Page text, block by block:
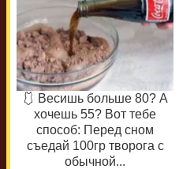
🩱 Весишь больше 80? А
хочешь 55? Вот тебе
способ: Перед сном
съедай 100гр творога с
обычной...